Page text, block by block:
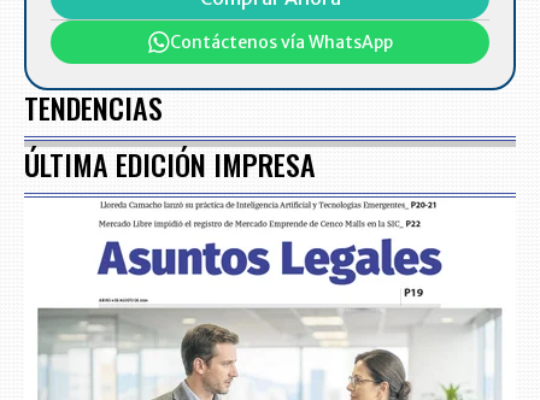
Contáctenos vía WhatsApp
TENDENCIAS
ÚLTIMA EDICIÓN IMPRESA